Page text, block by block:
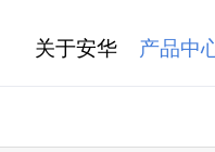
关于安华 产品中